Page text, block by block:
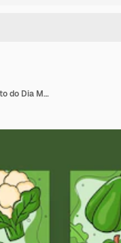
Coleção de histórias do Instagram desenhadas à mão para o evento do Dia Mundial do Vegetariano